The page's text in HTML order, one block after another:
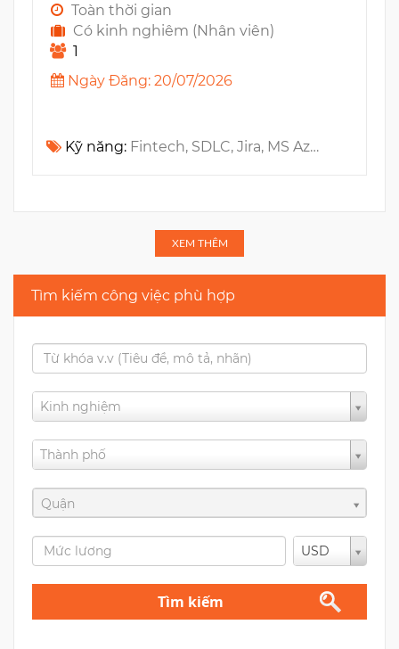
Toàn thời gian
Có kinh nghiêm (Nhân viên)
1
Ngày Đăng: 20/07/2026
Kỹ năng: Fintech, SDLC, Jira, MS Azure, DevOps, Confluence, PSM, CSM, Azure DevOps
XEM THÊM
Tìm kiếm công việc phù hợp
Kinh nghiệm
Thành phố
Quận
USD
Tìm kiếm